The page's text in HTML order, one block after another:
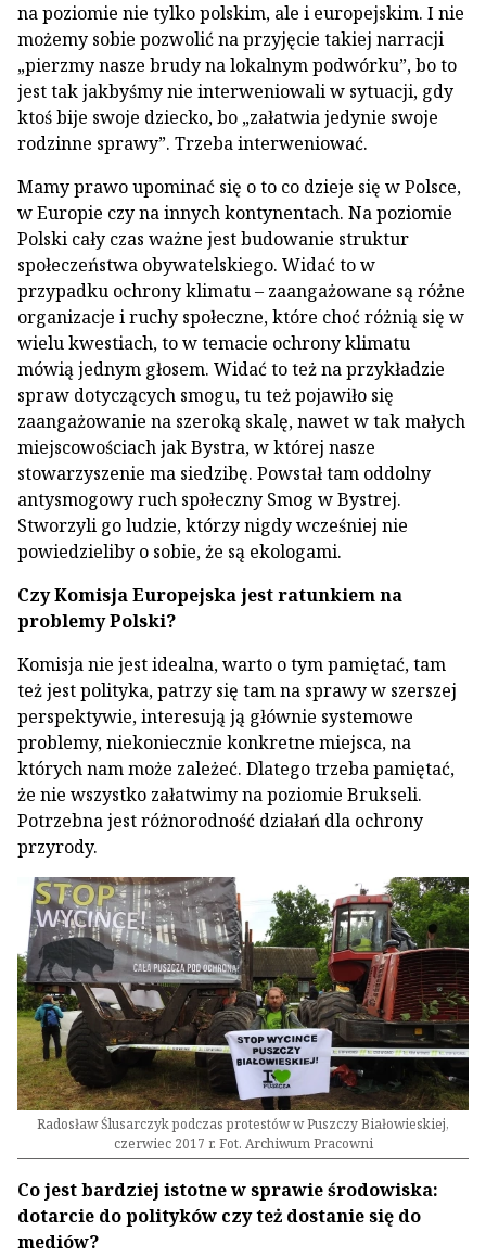
na poziomie nie tylko polskim, ale i europejskim. I nie
możemy sobie pozwolić na przyjęcie takiej narracji
„pierzmy nasze brudy na lokalnym podwórku”, bo to
jest tak jakbyśmy nie interweniowali w sytuacji, gdy
ktoś bije swoje dziecko, bo „załatwia jedynie swoje
rodzinne sprawy”. Trzeba interweniować.
Mamy prawo upominać się o to co dzieje się w Polsce,
w Europie czy na innych kontynentach. Na poziomie
Polski cały czas ważne jest budowanie struktur
społeczeństwa obywatelskiego. Widać to w
przypadku ochrony klimatu – zaangażowane są różne
organizacje i ruchy społeczne, które choć różnią się w
wielu kwestiach, to w temacie ochrony klimatu
mówią jednym głosem. Widać to też na przykładzie
spraw dotyczących smogu, tu też pojawiło się
zaangażowanie na szeroką skalę, nawet w tak małych
miejscowościach jak Bystra, w której nasze
stowarzyszenie ma siedzibę. Powstał tam oddolny
antysmogowy ruch społeczny Smog w Bystrej.
Stworzyli go ludzie, którzy nigdy wcześniej nie
powiedzieliby o sobie, że są ekologami.
Czy Komisja Europejska jest ratunkiem na
problemy Polski?
Komisja nie jest idealna, warto o tym pamiętać, tam
też jest polityka, patrzy się tam na sprawy w szerszej
perspektywie, interesują ją głównie systemowe
problemy, niekoniecznie konkretne miejsca, na
których nam może zależeć. Dlatego trzeba pamiętać,
że nie wszystko załatwimy na poziomie Brukseli.
Potrzebna jest różnorodność działań dla ochrony
przyrody.
Radosław Ślusarczyk podczas protestów w Puszczy Białowieskiej,
czerwiec 2017 r. Fot. Archiwum Pracowni
Co jest bardziej istotne w sprawie środowiska:
dotarcie do polityków czy też dostanie się do
mediów?